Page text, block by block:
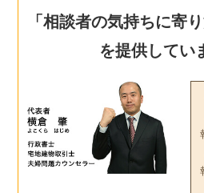
「相談者の気持ちに寄
を提供してい